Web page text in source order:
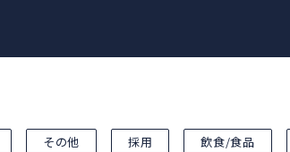
その他 採用 飲食/食品